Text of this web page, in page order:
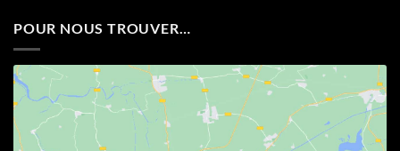
POUR NOUS TROUVER…